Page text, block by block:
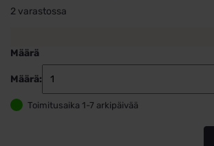
2 varastossa
Määrä
Määrä:
Toimitusaika 1-7 arkipäivää